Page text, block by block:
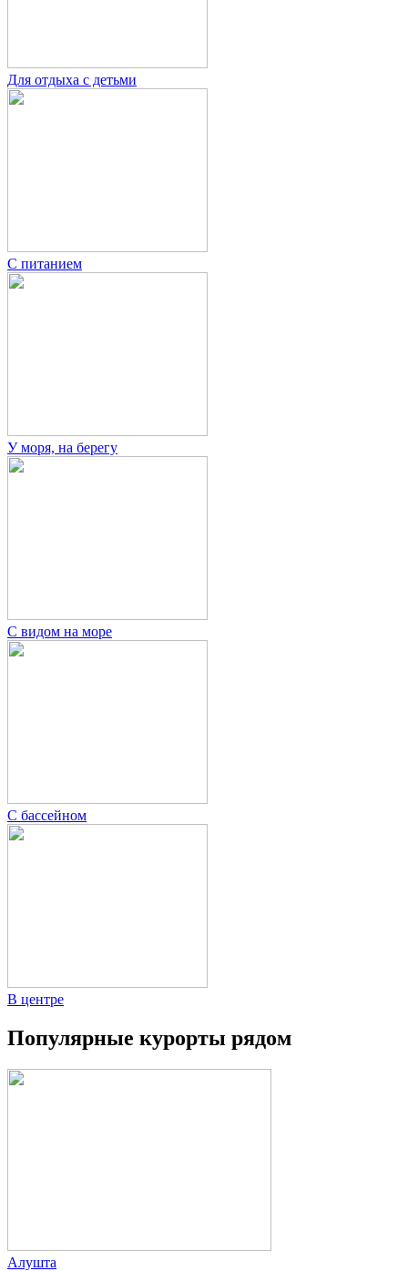
Для отдыха с детьми
С питанием
У моря, на берегу
С видом на море
С бассейном
В центре
Популярные курорты рядом
Алушта